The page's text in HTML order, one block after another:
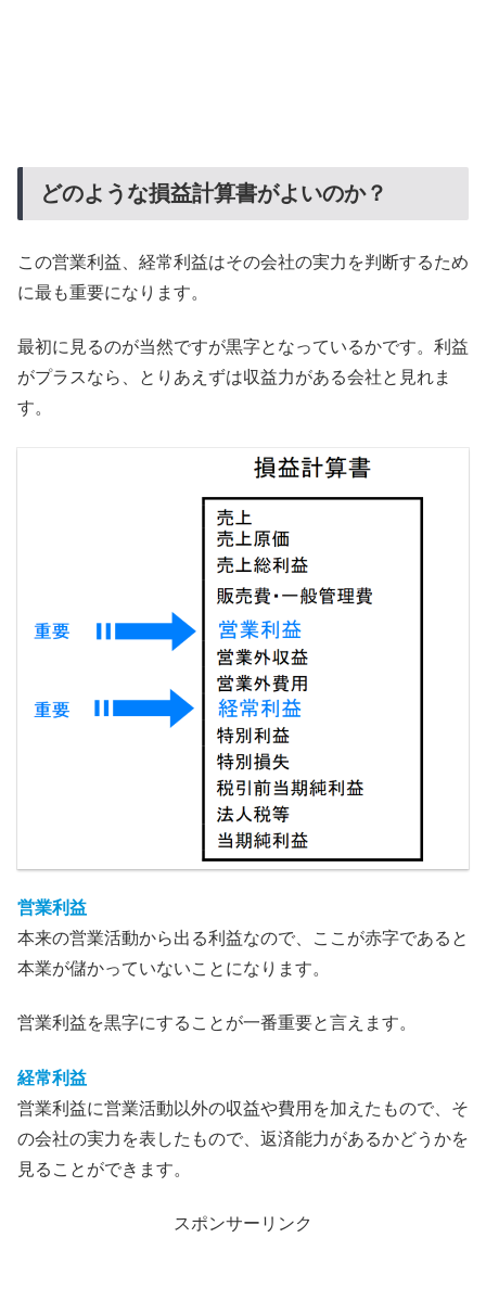
どのような損益計算書がよいのか？
この営業利益、経常利益はその会社の実力を判断するため
に最も重要になります。
最初に見るのが当然ですが黒字となっているかです。利益
がプラスなら、とりあえずは収益力がある会社と見れま
す。
営業利益
本来の営業活動から出る利益なので、ここが赤字であると
本業が儲かっていないことになります。
営業利益を黒字にすることが一番重要と言えます。
経常利益
営業利益に営業活動以外の収益や費用を加えたもので、そ
の会社の実力を表したもので、返済能力があるかどうかを
見ることができます。
スポンサーリンク